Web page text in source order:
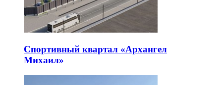
Спортивный квартал «Архангел
Михаил»